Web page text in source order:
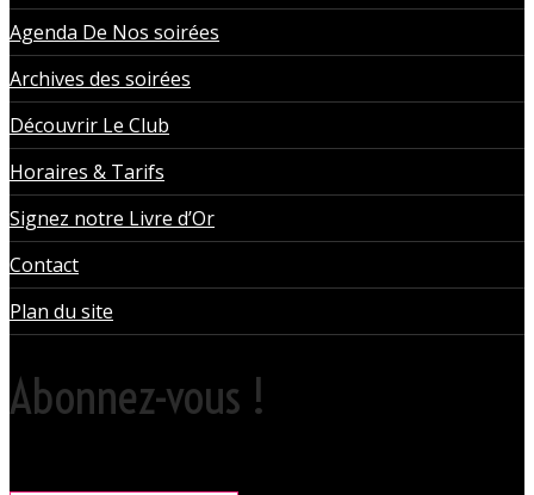
Agenda De Nos soirées
Archives des soirées
Découvrir Le Club
Horaires & Tarifs
Signez notre Livre d’Or
Contact
Plan du site
Abonnez-vous !